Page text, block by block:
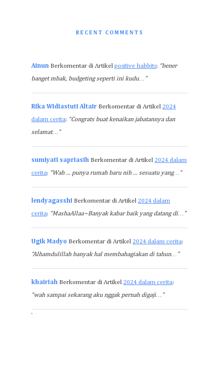
RECENT COMMENTS
Ainun Berkomentar di Artikel positive habbits: “bener
banget mbak, budgeting seperti ini kudu…”
Rika Widiastuti Altair Berkomentar di Artikel 2024
dalam cerita: “Congrats buat kenaikan jabatannya dan
selamat…”
sumiyati sapriasih Berkomentar di Artikel 2024 dalam
cerita: “Wah ... punya rumah baru nih ... sesuatu yang…”
lendyagasshi Berkomentar di Artikel 2024 dalam
cerita: “MashaAllaa~Banyak kabar baik yang datang di…”
Ugik Madyo Berkomentar di Artikel 2024 dalam cerita:
“Alhamdulillah banyak hal membahagiakan di tahun…”
khairiah Berkomentar di Artikel 2024 dalam cerita:
“wah sampai sekarang aku nggak pernah digaji…”
`